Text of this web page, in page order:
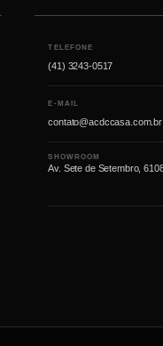
TELEFONE
(41) 3243-0517
E-MAIL
contato@acdccasa.com.br
SHOWROOM
Av. Sete de Setembro,